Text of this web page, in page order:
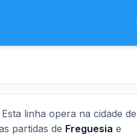
Esta linha opera na cidade de
partidas de Freguesia e